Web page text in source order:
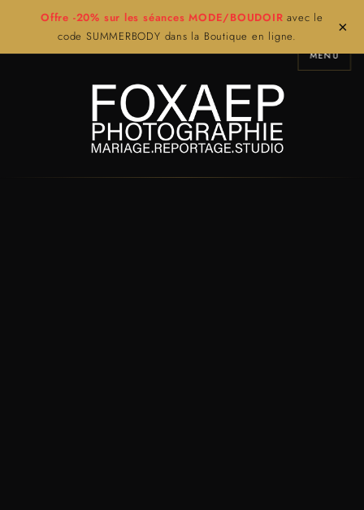
Offre -20% sur les séances MODE/BOUDOIR avec le
code SUMMERBODY dans la Boutique en ligne.
×
MENU